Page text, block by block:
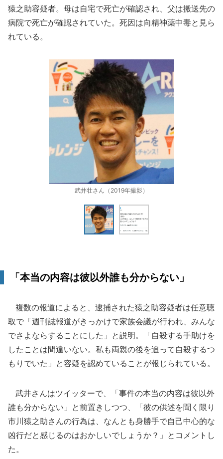
猿之助容疑者。母は自宅で死亡が確認され、父は搬送先の
病院で死亡が確認されていた。死因は向精神薬中毒と見ら
れている。
武井壮さん（2019年撮影）
「本当の内容は彼以外誰も分からない」
複数の報道によると、逮捕された猿之助容疑者は任意聴
取で「週刊誌報道がきっかけで家族会議が行われ、みんな
でさよならすることにした」と説明。「自殺する手助けを
したことは間違いない。私も両親の後を追って自殺するつ
もりでいた」と容疑を認めていることが報じられている。
武井さんはツイッターで、「事件の本当の内容は彼以外
誰も分からない」と前置きしつつ、「彼の供述を聞く限り
市川猿之助さんの行為は、なんとも身勝手で自己中心的な
凶行だと感じるのはおかしいでしょうか？」とコメントし
た。